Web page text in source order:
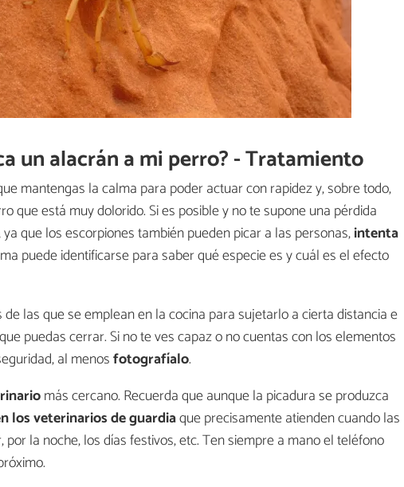
un alacrán a mi perro? - Tratamiento
mantengas la calma para poder actuar con rapidez y, sobre todo,
que está muy dolorido. Si es posible y no te supone una pérdida
que los escorpiones también pueden picar a las personas,intenta
puede identificarse para saber qué especie es y cuál es el efecto
las que se emplean en la cocina para sujetarlo a cierta distancia e
puedas cerrar. Si no te ves capaz o no cuentas con los elementos
al menosfotografíalo.
más cercano. Recuerda que aunque la picadura se produzca
los veterinarios de guardiaque precisamente atienden cuando las
la noche, los días festivos, etc. Ten siempre a mano el teléfono